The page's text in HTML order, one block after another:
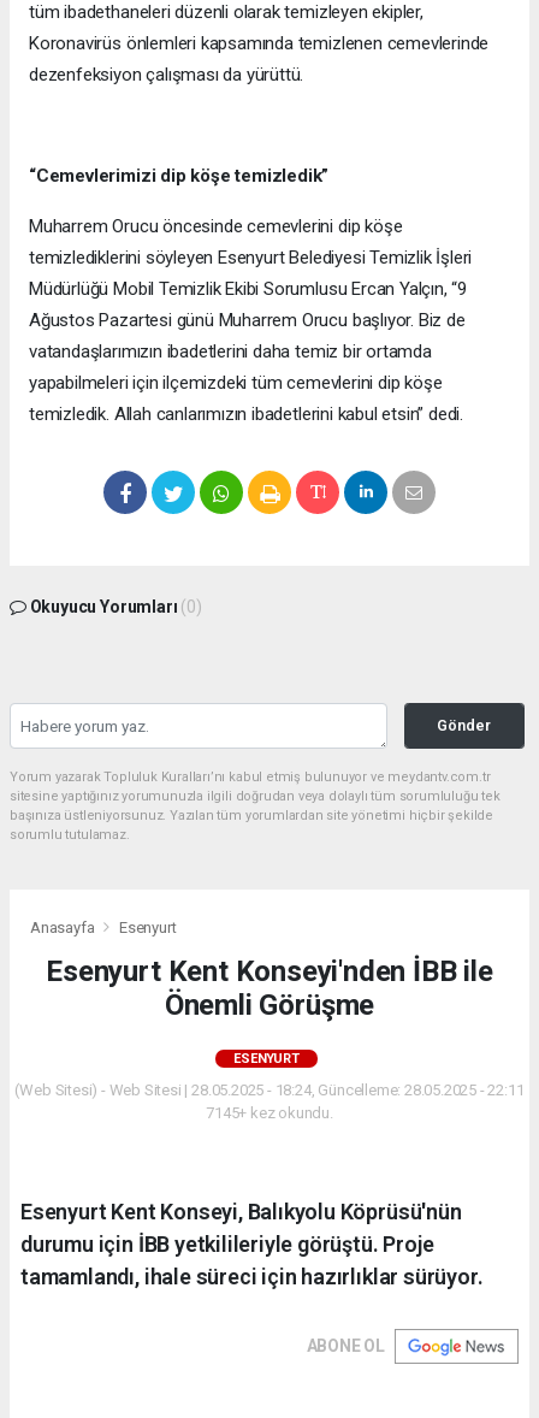
tüm ibadethaneleri düzenli olarak temizleyen ekipler,
Koronavirüs önlemleri kapsamında temizlenen cemevlerinde
dezenfeksiyon çalışması da yürüttü.
“Cemevlerimizi dip köşe temizledik”
Muharrem Orucu öncesinde cemevlerini dip köşe
temizlediklerini söyleyen Esenyurt Belediyesi Temizlik İşleri
Müdürlüğü Mobil Temizlik Ekibi Sorumlusu Ercan Yalçın, “9
Ağustos Pazartesi günü Muharrem Orucu başlıyor. Biz de
vatandaşlarımızın ibadetlerini daha temiz bir ortamda
yapabilmeleri için ilçemizdeki tüm cemevlerini dip köşe
temizledik. Allah canlarımızın ibadetlerini kabul etsin” dedi.
Okuyucu Yorumları (0)
Gönder
Yorum yazarak Topluluk Kuralları’nı kabul etmiş bulunuyor ve meydantv.com.tr
sitesine yaptığınız yorumunuzla ilgili doğrudan veya dolaylı tüm sorumluluğu tek
başınıza üstleniyorsunuz. Yazılan tüm yorumlardan site yönetimi hiçbir şekilde
sorumlu tutulamaz.
Anasayfa Esenyurt
Esenyurt Kent Konseyi'nden İBB ile
Önemli Görüşme
ESENYURT
(Web Sitesi) - Web Sitesi | 28.05.2025 - 18:24, Güncelleme: 28.05.2025 - 22:11
7145+ kez okundu.
Esenyurt Kent Konseyi, Balıkyolu Köprüsü'nün
durumu için İBB yetkilileriyle görüştü. Proje
tamamlandı, ihale süreci için hazırlıklar sürüyor.
ABONE OL